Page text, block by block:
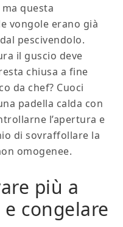
questa
vongole erano già
pescivendolo.
il guscio deve
chiusa a fine
da chef? Cuoci
padella calda con
l’apertura e
di sovraffollare la
omogenee.
più a
congelare